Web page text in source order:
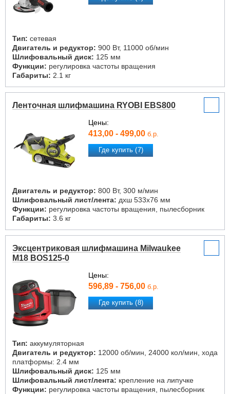
Тип: сетевая
Двигатель и редуктор: 900 Вт, 11000 об/мин
Шлифовальный диск: 125 мм
Функции: регулировка частоты вращения
Габариты: 2.1 кг
Ленточная шлифмашина RYOBI EBS800
Цены:
413,00 - 499,00 б.р.
Где купить (7)
Двигатель и редуктор: 800 Вт, 300 м/мин
Шлифовальный лист/лента: дxш 533x76 мм
Функции: регулировка частоты вращения, пылесборник
Габариты: 3.6 кг
Эксцентриковая шлифмашина Milwaukee
M18 BOS125-0
Цены:
596,89 - 756,00 б.р.
Где купить (8)
Тип: аккумуляторная
Двигатель и редуктор: 12000 об/мин, 24000 кол/мин, хода
платформы: 2.4 мм
Шлифовальный диск: 125 мм
Шлифовальный лист/лента: крепление на липучке
Функции: регулировка частоты вращения, пылесборник